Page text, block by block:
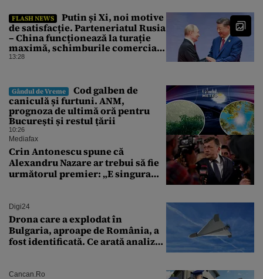
FLASH NEWS
Putin și Xi, noi motive
de satisfacție. Parteneriatul Rusia
– China funcționează la turație
maximă, schimburile comerciale
ating niveluri record
13:28
Gândul de Vreme
Cod galben de
caniculă și furtuni. ANM,
prognoza de ultimă oră pentru
București și restul țării
10:26
Mediafax
Crin Antonescu spune că
Alexandru Nazare ar trebui să fie
următorul premier: „E singura
Digi24
Drona care a explodat în
Bulgaria, aproape de România, a
fost identificată. Ce arată analiza
Cancan.ro